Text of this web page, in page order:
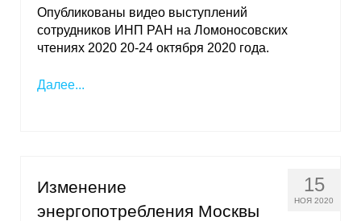
Опубликованы видео выступлений
сотрудников ИНП РАН на Ломоносовских
чтениях 2020 20-24 октября 2020 года.
Далее...
15
НОЯ 2020
Изменение
энергопотребления Москвы